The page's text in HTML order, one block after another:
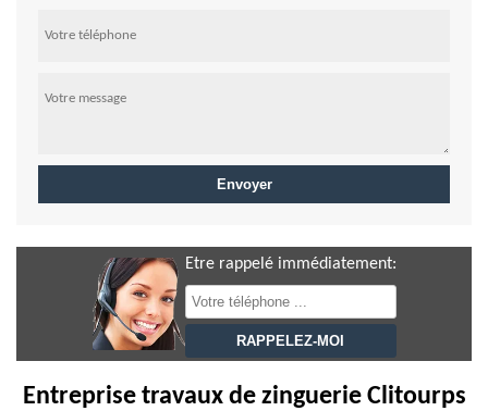
Etre rappelé immédiatement:
Entreprise travaux de zinguerie Clitourps